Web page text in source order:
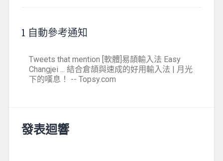
1 自動參考通知
Tweets that mention [軟體]易頡輸入法 Easy
Changjei ... 結合倉頡與速成的好用輸入法 | 月光
下的嘆息！ -- Topsy.com
發表迴響